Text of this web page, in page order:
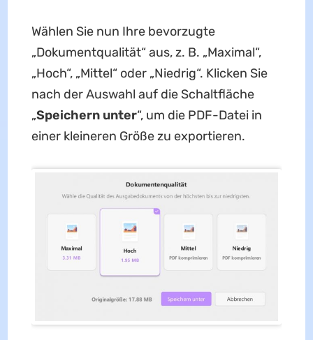
Wählen Sie nun Ihre bevorzugte
„Dokumentqualität“ aus, z. B. „Maximal“,
„Hoch“, „Mittel“ oder „Niedrig“. Klicken Sie
nach der Auswahl auf die Schaltfläche
„Speichern unter“, um die PDF-Datei in
einer kleineren Größe zu exportieren.